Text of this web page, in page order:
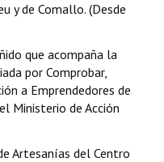
y de Comallo. (Desde
que acompaña la
por Comprobar,
a Emprendedores de
Ministerio de Acción
Artesanías del Centro